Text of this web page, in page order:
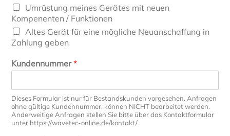
Umrüstung meines Gerätes mit neuen
Kompenenten / Funktionen
Altes Gerät für eine mögliche Neuanschaffung in
Zahlung geben
Kundennummer*
Dieses Formular ist nur für Bestandskunden vorgesehen. Anfragen
ohne gültige Kundennummer, können NICHT bearbeitet werden.
Anderweitige Anfragen stellen Sie bitte über das Kontaktformular
unter https://wavetec-online.de/kontakt/